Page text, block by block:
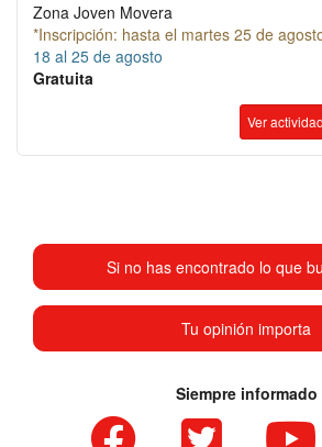
Zona Joven Movera
*Inscripción: hasta el martes 25 de
18 al 25 de agosto
Gratuita
Ver actividad
Si no has encontrado lo que
Tu opinión importa
Siempre informado
Facebook
twitter youtube